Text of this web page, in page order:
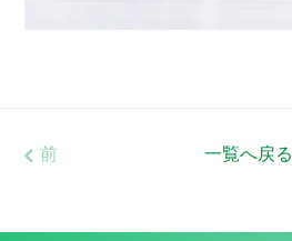
前 一覧へ戻る